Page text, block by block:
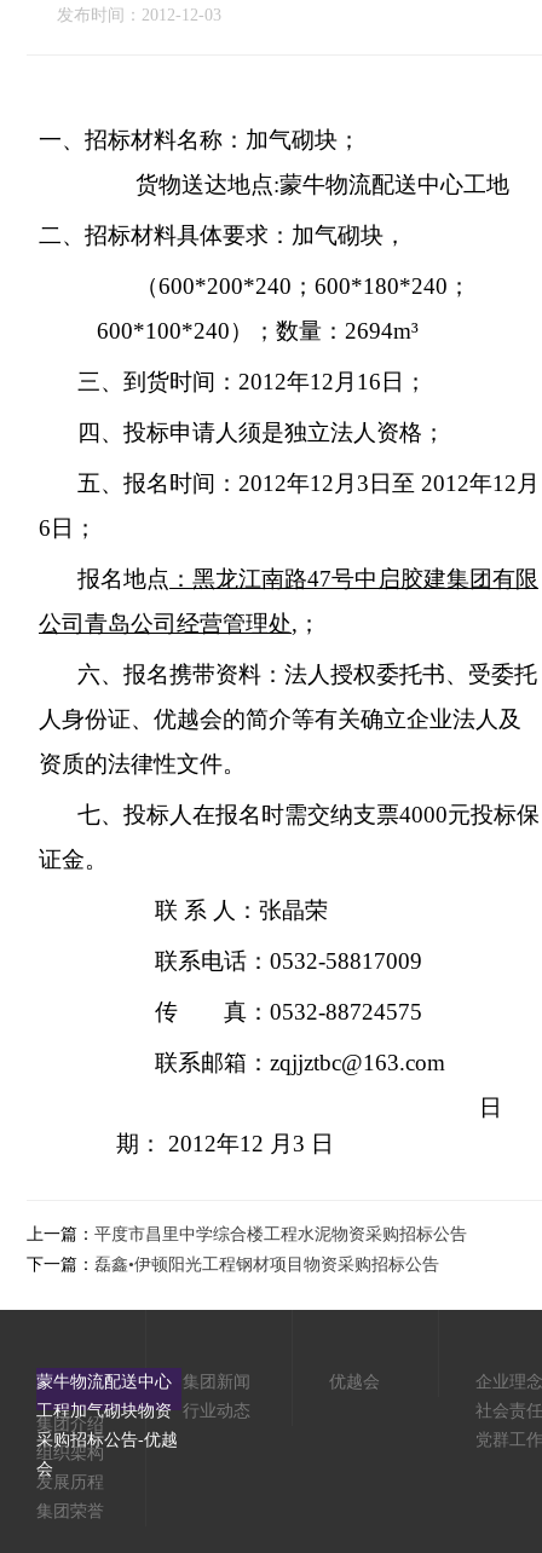
发布时间：2012-12-03
一、 招标材料名称： 加气砌块 ；
货物送达地点:蒙牛物流配送中心工地
二、 招标材料具体要求： 加气砌块，
（600*200*240 ； 600*180*240 ；
600*100*240）；数量： 2694m³
三、到货时间： 2012年12 月 16 日；
四、投标申请人须是独立法人资格；
五、报名时间： 2012年12 月 3 日至 2012年12 月
6 日；
报名地点 ：黑龙江南路47号中启胶建集团有限
公司青岛公司经营管理处, ；
六、报名携带资料：法人授权委托书、受委托
人身份证、优越会的简介等有关确立企业法人及
资质的法律性文件。
七、投标人在报名时需交纳支票4000元投标保
证金。
联 系 人：张晶荣
联系电话： 0532-58817009
传 真： 0532-88724575
联系邮箱： zqjjztbc@163.com
日
期：
2012年12 月 3 日
上一篇： 平度市昌里中学综合楼工程水泥物资采购招标公告
下一篇： 磊鑫•伊顿阳光工程钢材项目物资采购招标公告
蒙牛物流配送中心
工程加气砌块物资
采购招标公告-优越
会
集团介绍
组织架构
发展历程
集团荣誉
集团新闻
行业动态
优越会
企业理念
社会责任
党群工作